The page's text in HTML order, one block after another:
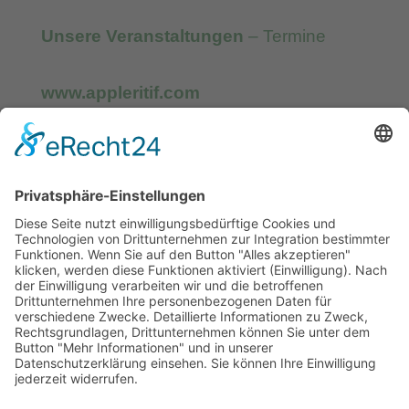
Unsere Veranstaltungen – Termine
www.appleritif.com